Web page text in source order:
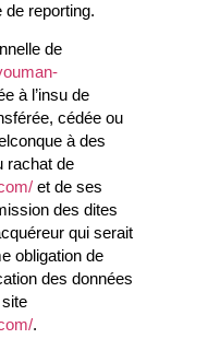
de reporting.
de
à l’insu de
cédée ou
à des
rachat de
et de ses
des dites
qui serait
obligation de
des données
.